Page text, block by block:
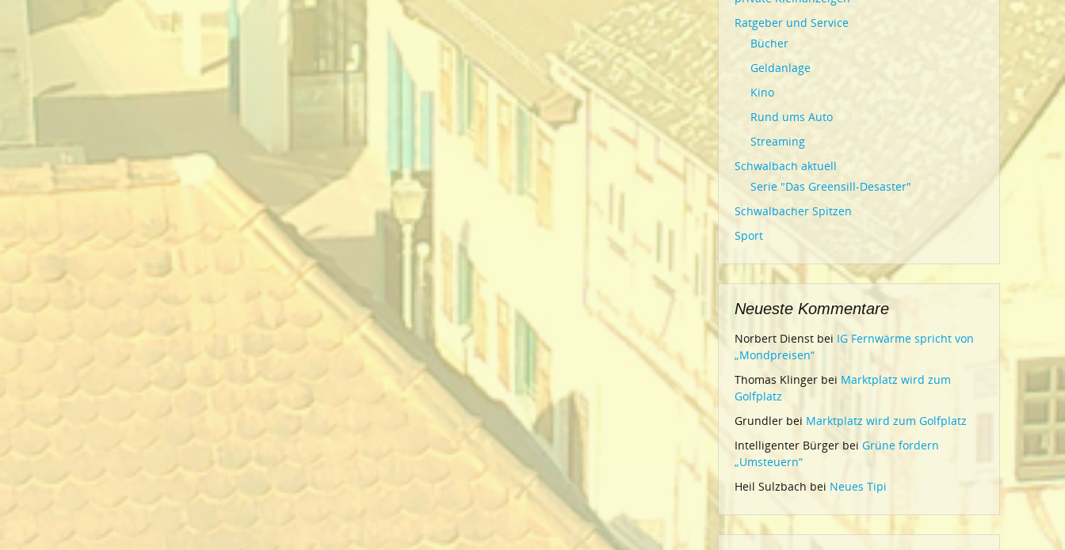
Ratgeber und Service
Bücher
Geldanlage
Kino
Rund ums Auto
Streaming
Schwalbach aktuell
Serie "Das Greensill-Desaster"
Schwalbacher Spitzen
Sport
Neueste Kommentare
Norbert Dienst bei IG Fernwärme spricht von
„Mondpreisen“
Thomas Klinger bei Marktplatz wird zum
Golfplatz
Grundler bei Marktplatz wird zum Golfplatz
Intelligenter Bürger bei Grüne fordern
„Umsteuern“
Heil Sulzbach bei Neues Tipi